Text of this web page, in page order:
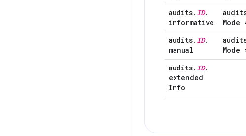
audits. ID.
informative
audits. ID.
manual
Mode
audits. ID.
extended
Info